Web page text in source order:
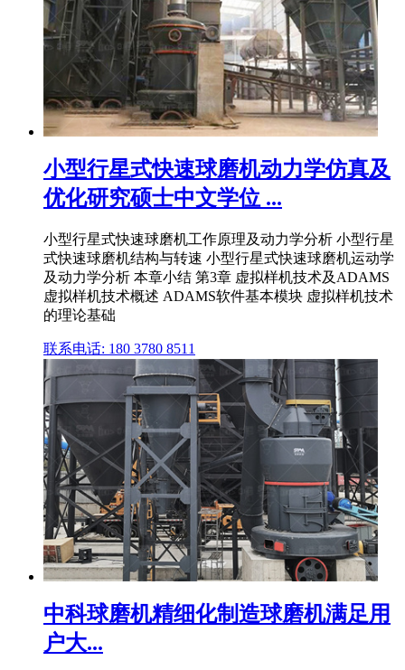
小型行星式快速球磨机动力学仿真及
优化研究硕士中文学位 ...
小型行星式快速球磨机工作原理及动力学分析 小型行星
式快速球磨机结构与转速 小型行星式快速球磨机运动学
及动力学分析 本章小结 第3章 虚拟样机技术及ADAMS
虚拟样机技术概述 ADAMS软件基本模块 虚拟样机技术
的理论基础
联系电话: 180 3780 8511
中科球磨机精细化制造球磨机满足用
户大...